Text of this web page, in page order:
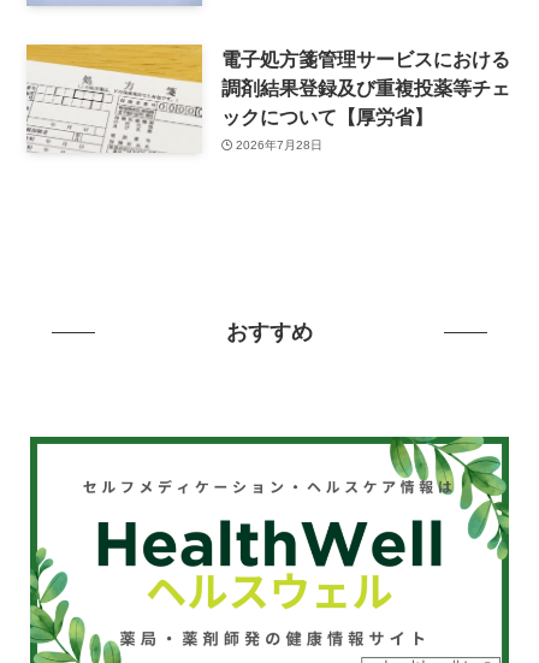
電子処方箋管理サービスにおける
調剤結果登録及び重複投薬等チェ
ックについて【厚労省】
2026年7月28日
おすすめ